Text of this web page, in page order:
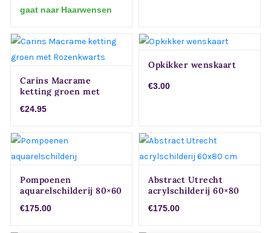
gaat naar Haarwensen
Carins Macrame
ketting groen met
€24.95
Opkikker wenskaart
€3.00
Pompoenen
aquarelschilderij 80×60
€175.00
Abstract Utrecht
acrylschilderij 60×80
€175.00